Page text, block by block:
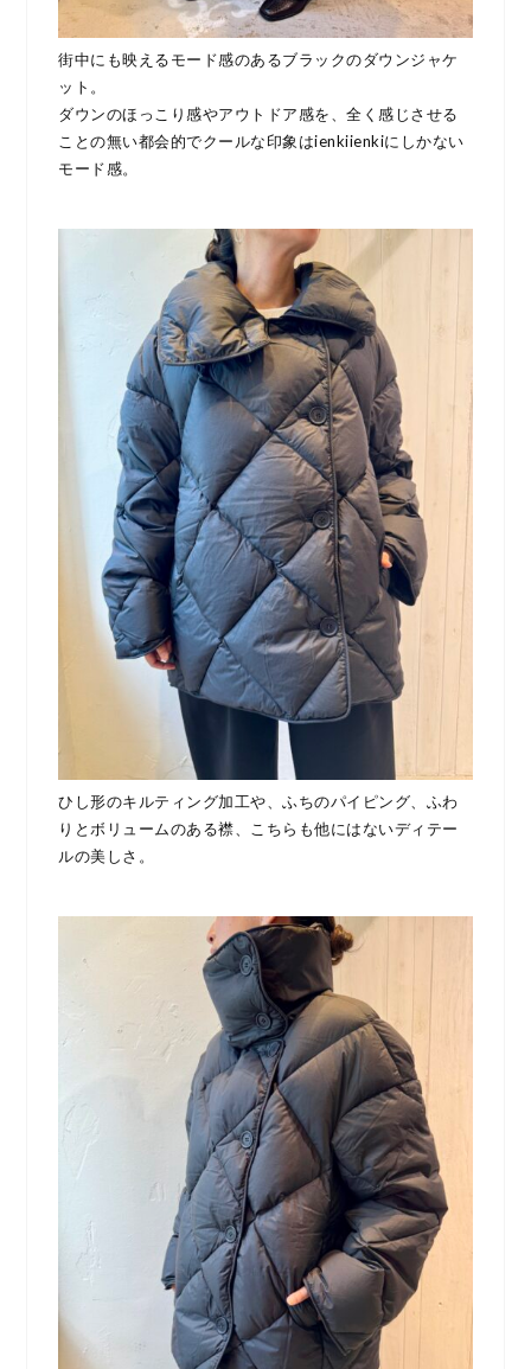
街中にも映えるモード感のあるブラックのダウンジャケ
ット。
ダウンのほっこり感やアウトドア感を、全く感じさせる
ことの無い都会的でクールな印象はienkiienkiにしかない
モード感。
ひし形のキルティング加工や、ふちのパイピング、ふわ
りとボリュームのある襟、こちらも他にはないディテー
ルの美しさ。